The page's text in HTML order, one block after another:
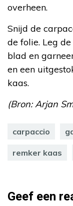
overheen.
Snijd de
de folie. Leg
blad en
en een
kaas.
(Bron: Arjan
carpaccio
remker kaas
Geef een